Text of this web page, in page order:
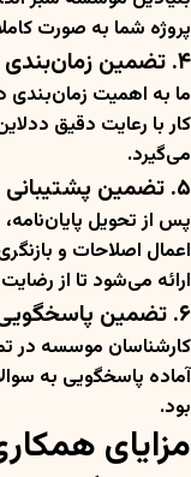
پروژه شما به صورت
۴. تضمین زمان‌بندی دقیق:
ما به اهمیت زمان‌بندی
کار با رعایت دقیق
می‌گیرد.
۵. تضمین پشتیبانی و اصلاحات:
پس از تحویل
اعمال اصلاحات و
ارائه می‌شود تا از
۶. تضمین پاسخگویی و مشاوره مستمر:
کارشناسان موسسه در
آماده پاسخگویی به
بود.
مزایای